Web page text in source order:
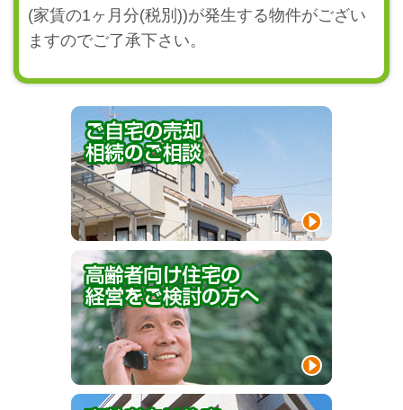
(家賃の1ヶ月分(税別))が発生する物件がござい
ますのでご了承下さい。